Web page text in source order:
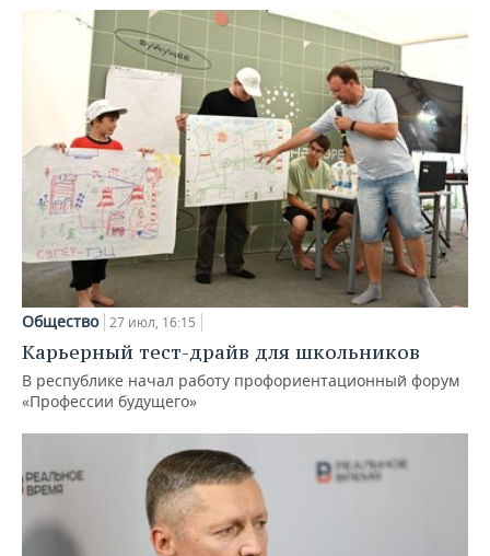
Общество 27 июл, 16:15
Карьерный тест-драйв для школьников
В республике начал работу профориентационный форум
«Профессии будущего»